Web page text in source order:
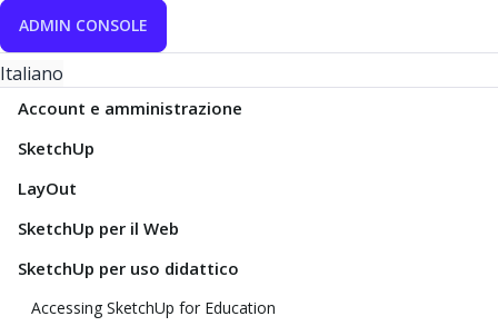
ADMIN CONSOLE
Italiano
Account e amministrazione
SketchUp
LayOut
SketchUp per il Web
SketchUp per uso didattico
Accessing SketchUp for Education